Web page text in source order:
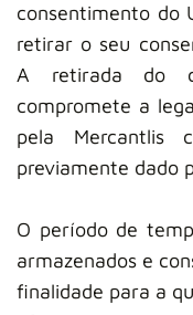
consentimento do
retirar o seu
A retirada do
compromete a
pela Mercantlis
previamente dado
O período de
armazenados e
finalidade para a